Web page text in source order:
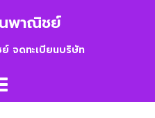
พาณิชย์
จดทะเบียนบริษัท